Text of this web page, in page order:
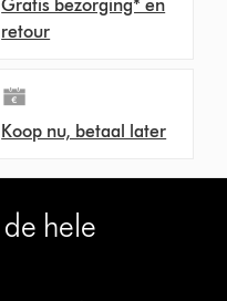
Gratis bezorging* en
retour
Koop nu, betaal later
hele